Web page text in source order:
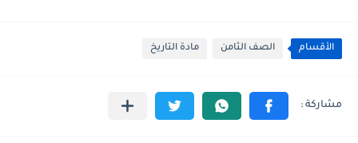
الأقسام الصف الثامن مادة التاريخ